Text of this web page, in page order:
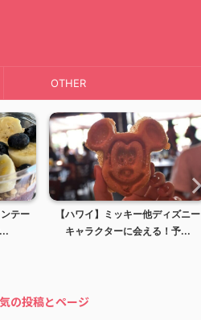
OTHER
テー
【ハワイ】ミッキー他ディズニー
キャラクターに会える！予...
の投稿とページ